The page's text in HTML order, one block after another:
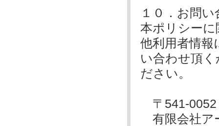
１０．お問
本ポリシー
他利用者情報
い合わせ頂
ださい。
〒541-0052
有限会社ア